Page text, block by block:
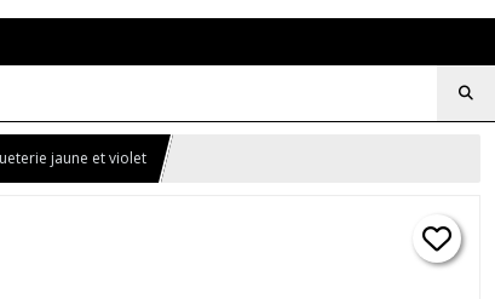
jaune et violet